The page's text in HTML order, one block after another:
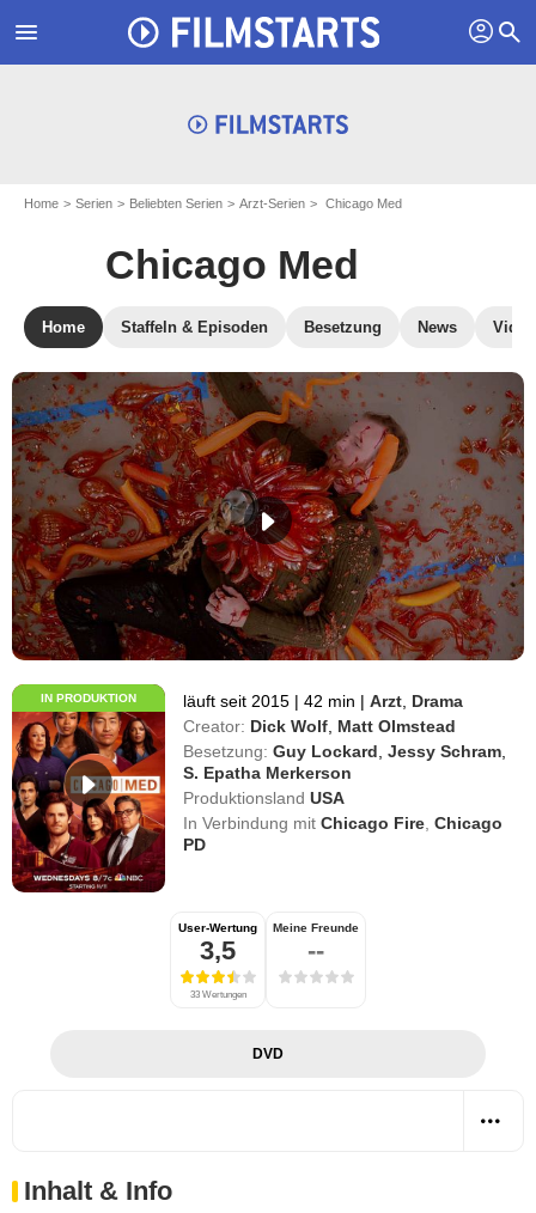
menu profil search
Home Serien Beliebten Serien Arzt-Serien Chicago Med
Chicago Med
Home Staffeln & Episoden Besetzung News
IN PRODUKTION läuft seit 2015 | 42 min | Arzt Drama
Creator: Dick Wolf Matt Olmstead
Besetzung: Guy Lockard ,Jessy Schram
S. Epatha Merkerson
Produktionsland USA
In Verbindung mit Chicago Fire Chicago
PD
User-Wertung
3,5
33 Wertungen
Meine Freunde
--
DVD
Inhalt & Info